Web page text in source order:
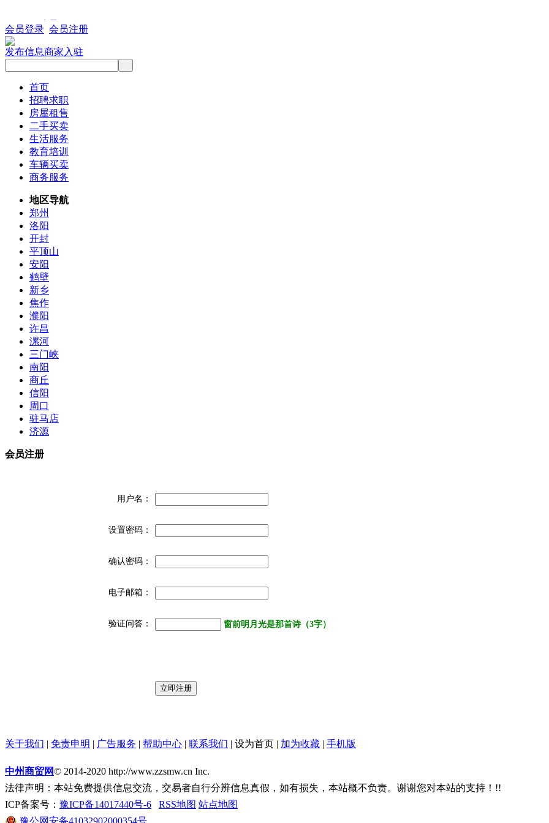
会员登录 会员注册
发布信息商家入驻
首页
招聘求职
房屋租售
二手买卖
生活服务
教育培训
车辆买卖
商务服务
地区导航
郑州
洛阳
开封
平顶山
安阳
鹤壁
新乡
焦作
濮阳
许昌
漯河
三门峡
南阳
商丘
信阳
周口
驻马店
济源
会员注册
用户名：
设置密码：
确认密码：
电子邮箱：
验证问答： 窗前明月光是那首诗（3字）
关于我们 | 免责申明 | 广告服务 | 帮助中心 | 联系我们 | 设为首页 | 加为收藏 | 手机版
中州商贸网© 2014-2020 http://www.zzsmw.cn Inc.
法律声明：本站免费提供信息交流，交易者自行分辨信息真假，如有损失，本站概不负责。谢谢您对本站的支持！!!
ICP备案号： 豫ICP备14017440号-6 RSS地图 站点地图
豫公网安备41032902000354号